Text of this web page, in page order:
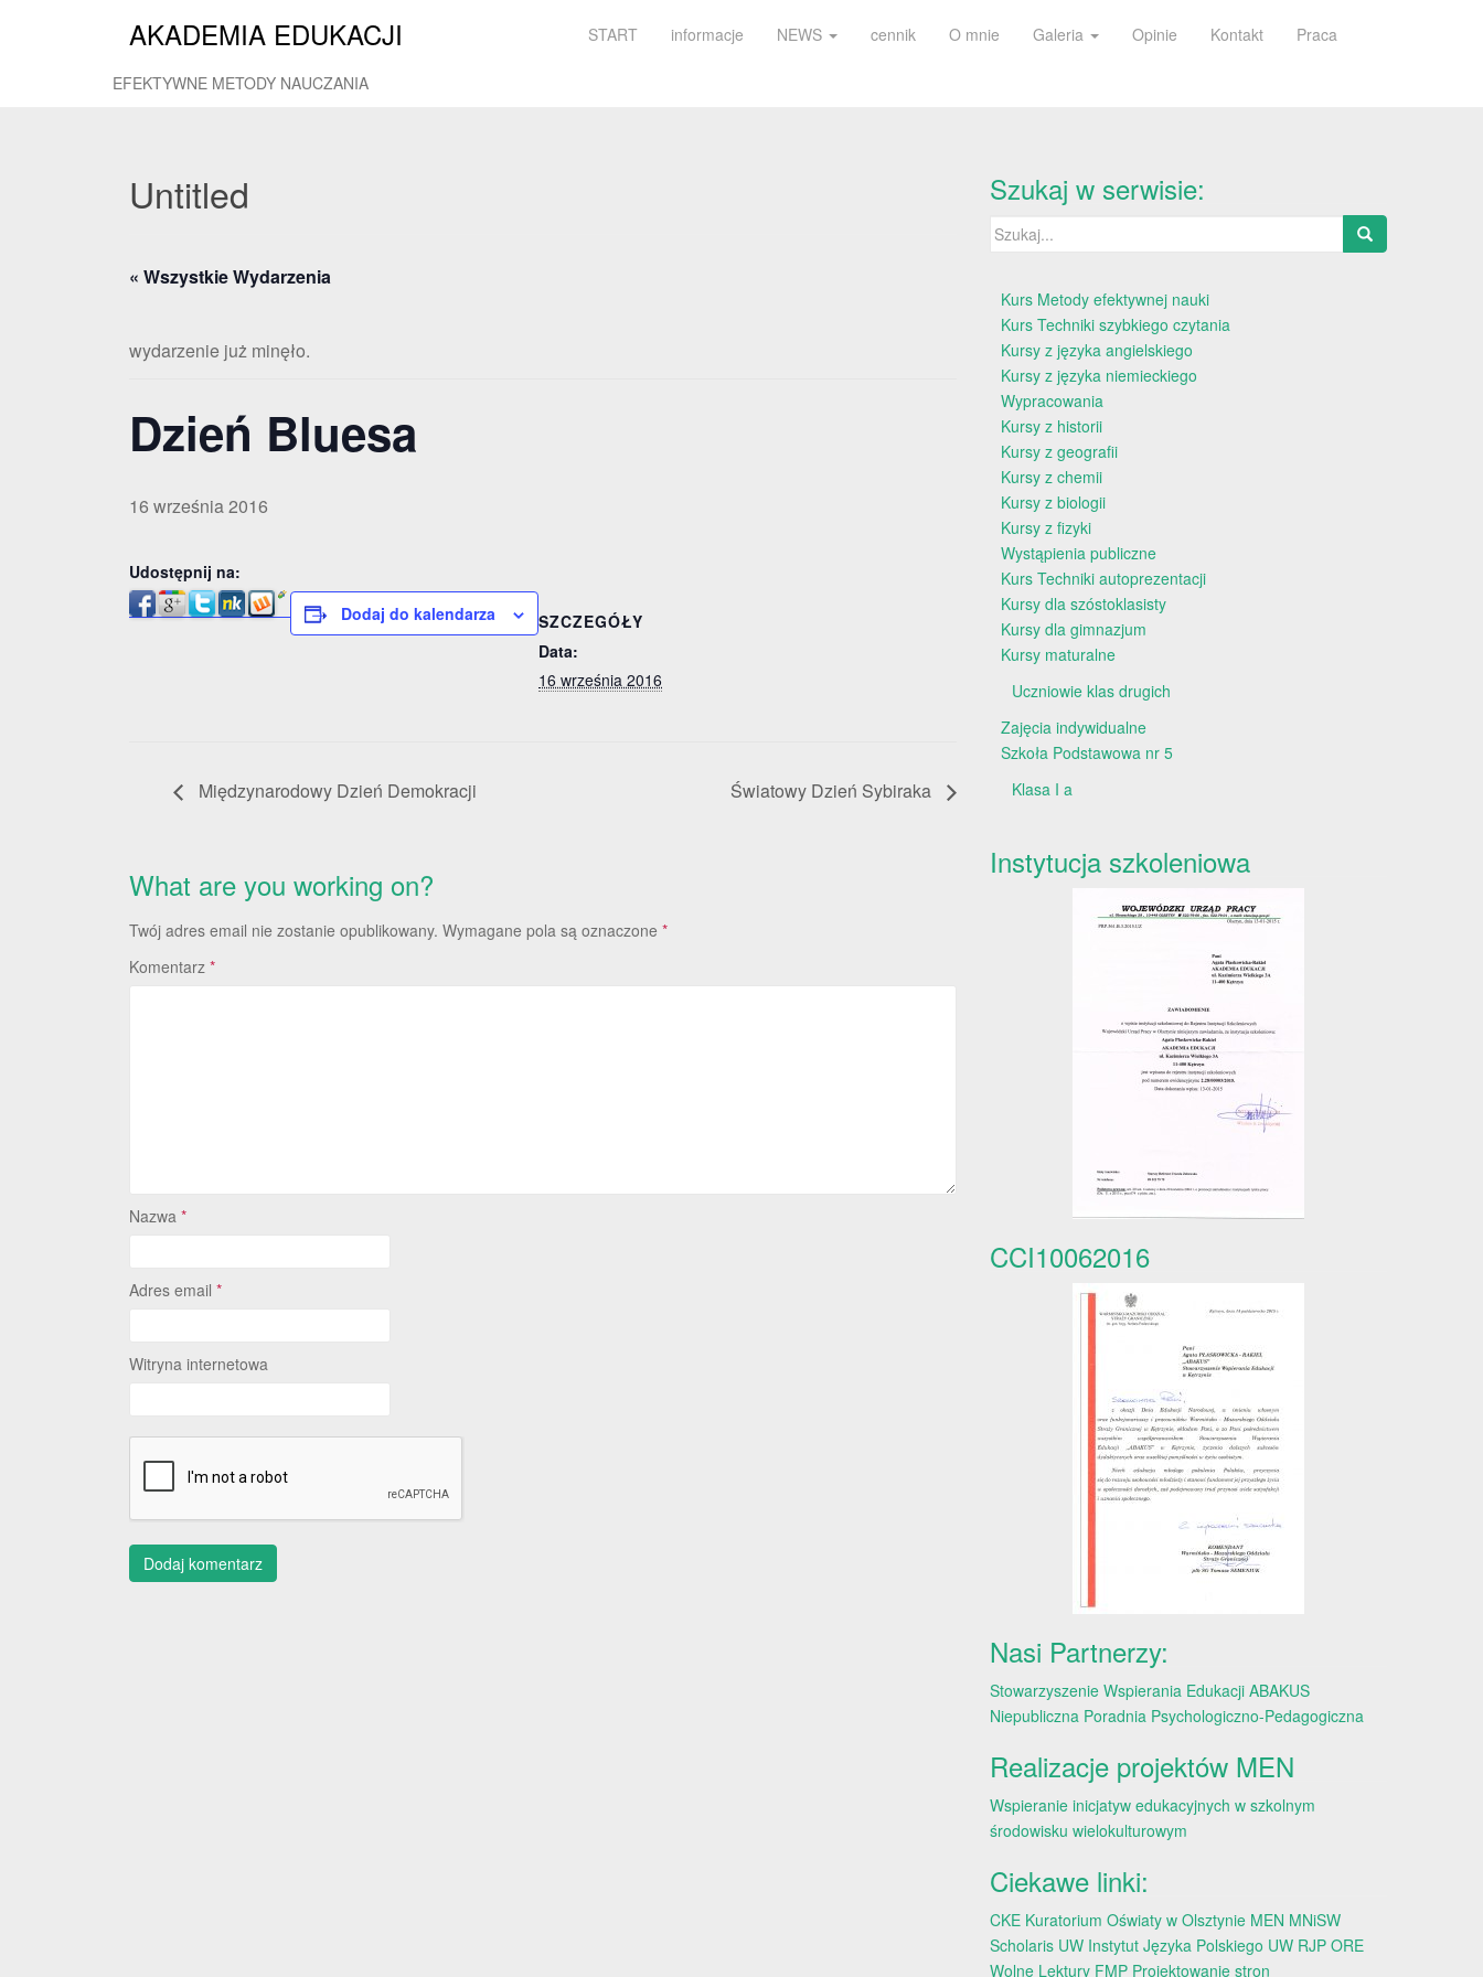
AKADEMIA EDUKACJI
EFEKTYWNE METODY NAUCZANIA
START informacje NEWS cennik O mnie Galeria Opinie Kontakt Praca
Untitled
« Wszystkie Wydarzenia
wydarzenie już minęło.
Dzień Bluesa
16 września 2016
Udostępnij na:
Dodaj do kalendarza
SZCZEGÓŁY
Data:
16 września 2016
Międzynarodowy Dzień Demokracji Światowy Dzień Sybiraka
What are you working on?
Twój adres email nie zostanie opublikowany. Wymagane pola są oznaczone *
Komentarz *
Nazwa *
Adres email *
Witryna internetowa
Szukaj w serwisie:
Szukaj:
Kurs Metody efektywnej nauki
Kurs Techniki szybkiego czytania
Kursy z języka angielskiego
Kursy z języka niemieckiego
Wypracowania
Kursy z historii
Kursy z geografii
Kursy z chemii
Kursy z biologii
Kursy z fizyki
Wystąpienia publiczne
Kurs Techniki autoprezentacji
Kursy dla szóstoklasisty
Kursy dla gimnazjum
Kursy maturalne
Uczniowie klas drugich
Zajęcia indywidualne
Szkoła Podstawowa nr 5
Klasa I a
Instytucja szkoleniowa
CCI10062016
Nasi Partnerzy:
Stowarzyszenie Wspierania Edukacji ABAKUS
Niepubliczna Poradnia Psychologiczno-Pedagogiczna
Realizacje projektów MEN
Wspieranie inicjatyw edukacyjnych w szkolnym
środowisku wielokulturowym
Ciekawe linki:
CKE Kuratorium Oświaty w Olsztynie MEN MNiSW
Scholaris UW Instytut Języka Polskiego UW RJP ORE
Wolne Lektury FMP Projektowanie stron